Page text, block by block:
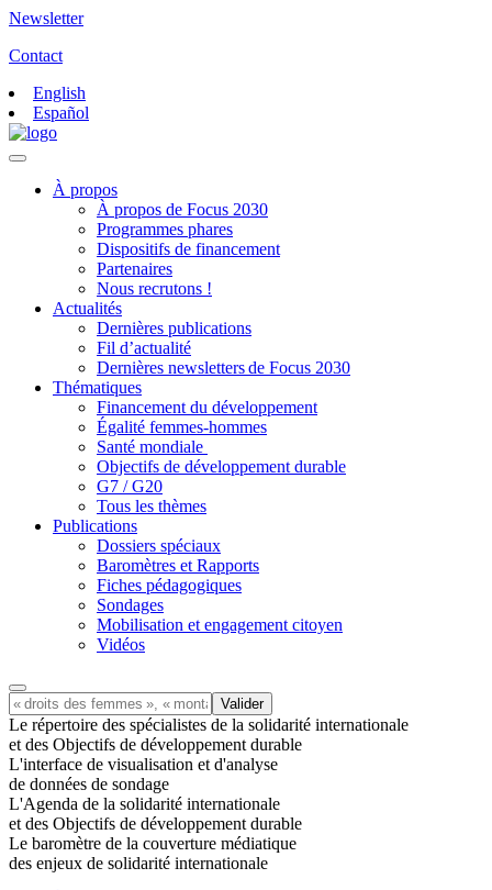
Newsletter
Contact
English
Español
À propos
À propos de Focus 2030
Programmes phares
Dispositifs de financement
Partenaires
Nous recrutons !
Actualités
Dernières publications
Fil d’actualité
Dernières newsletters de Focus 2030
Thématiques
Financement du développement
Égalité femmes-hommes
Santé mondiale
Objectifs de développement durable
G7 / G20
Tous les thèmes
Publications
Dossiers spéciaux
Baromètres et Rapports
Fiches pédagogiques
Sondages
Mobilisation et engagement citoyen
Vidéos
Le répertoire des spécialistes de la solidarité internationale
et des Objectifs de développement durable
L'interface de visualisation et d'analyse
de données de sondage
L'Agenda de la solidarité internationale
et des Objectifs de développement durable
Le baromètre de la couverture médiatique
des enjeux de solidarité internationale